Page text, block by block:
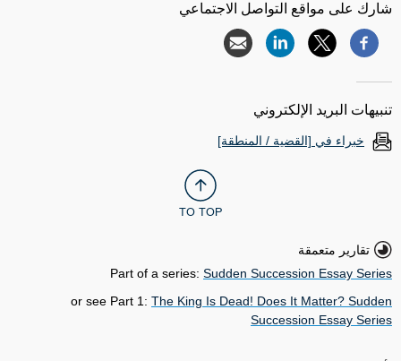
تقارير متعمقة
Part of a series: Sudden Succession Essay Series
or see Part 1: The King Is Dead! Does It Matter? Sudden
Succession Essay Series
شارك على مواقع التواصل الاجتماعي
تنبيهات البريد الإلكتروني
خبراء في [القضية / المنطقة]
TO TOP